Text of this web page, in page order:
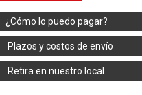
¿Cómo lo puedo pagar?
Plazos y costos de envío
Retira en nuestro local